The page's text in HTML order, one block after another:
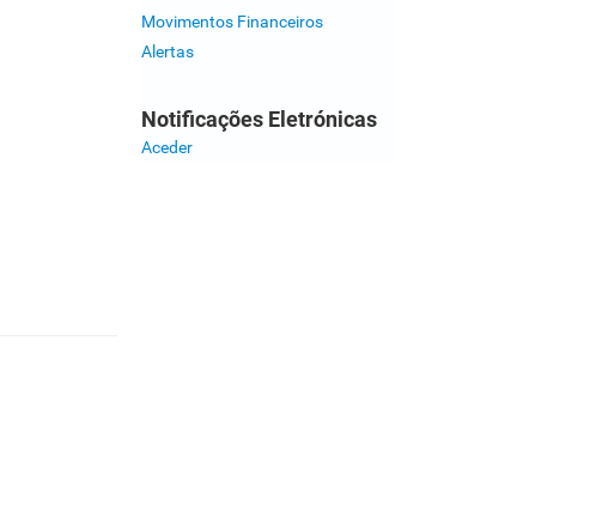
Movimentos Financeiros
Alertas
Notificações Eletrónicas
Aceder